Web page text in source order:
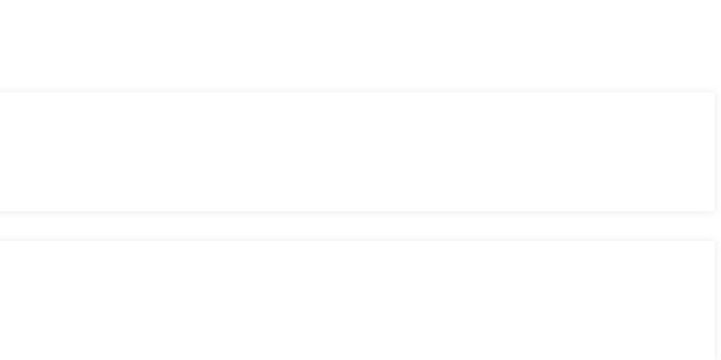
senza complicazioni.
del mercato.
piattaforme e dApp.